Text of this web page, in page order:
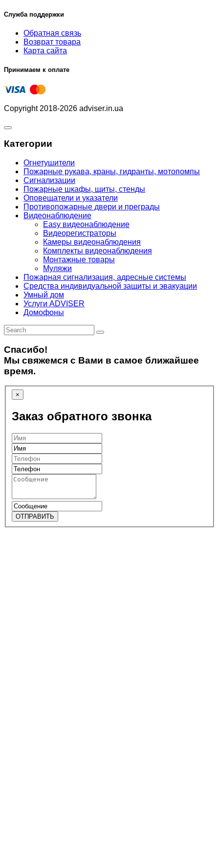
Служба поддержки
Обратная связь
Возврат товара
Карта сайта
Принимаем к оплате
Copyright 2018-2026 adviser.in.ua
Категории
Огнетушители
Пожарные рукава, краны, гидранты, мотопомпы
Сигнализации
Пожарные шкафы, щиты, стенды
Оповещатели и указатели
Противопожарные двери и преграды
Видеонаблюдение
Easy видеонаблюдение
Видеорегистраторы
Камеры видеонаблюдения
Комплекты видеонаблюдения
Монтажные товары
Муляжи
Пожарная сигнализация, адресные системы
Средства индивидуальной защиты и эвакуации
Умный дом
Услуги ADVISER
Домофоны
Спасибо!
Мы свяжемся с Вами в самое ближайшее
время.
×
Заказ обратного звонка
ОТПРАВИТЬ